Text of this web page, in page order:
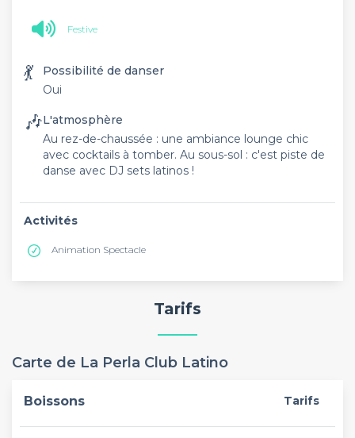
Festive
💃
Possibilité de danser
Oui
🎶L'atmosphère
Au rez-de-chaussée : une ambiance lounge chic
avec cocktails à tomber. Au sous-sol : c'est piste de
danse avec DJ sets latinos !
Activités
Animation Spectacle
Tarifs
Carte de La Perla Club Latino
Boissons Tarifs